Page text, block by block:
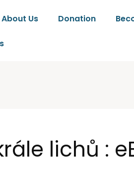
About Us Donation
lichů :